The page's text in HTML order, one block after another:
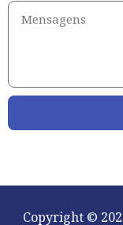
Copyright ©